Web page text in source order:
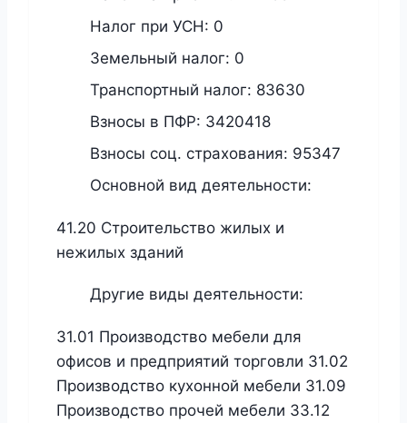
Налог при УСН: 0
Земельный налог: 0
Транспортный налог: 83630
Взносы в ПФР: 3420418
Взносы соц. страхования: 95347
Основной вид деятельности:
41.20 Строительство жилых и
нежилых зданий
Другие виды деятельности:
31.01 Производство мебели для
офисов и предприятий торговли 31.02
Производство кухонной мебели 31.09
Производство прочей мебели 33.12